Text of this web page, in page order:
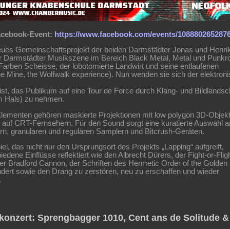
Event: https://www.facebook.com/events/
Gemeinschaftsprojekt der beiden Darmstädter Jonas und
Darmstädter Musikszene im Bereich Black Metal, Metal und
Scheisse, der lobotomierte Landwirt und seine entlaufenen
Mine, the Wolfwalk experience). Nun wenden sie sich der
das Publikum auf eine Tour de Force durch Klang- und
Hals) zu nehmen.
gehören maskierte Projektionen mit low polygon 3D-
auf CRT-Fernsehern. Für den Sound sorgt eine kuratierte Auswahl
granularen und regulären Samplern und Bitcrush-Geräten.
das nicht nur den Ursprungsort des Projekts „Lapping“ aufgreift,
Einflüsse reflektiert wie den Albrecht Dürers, der Fight-or-
Bradford Cannon, der Schriften des Hermetic Order of the Golden
sowie den Drang zu zerstören, neu zu erschaffen und wieder
Sprengbagger 1010, Cent ans de Solitude